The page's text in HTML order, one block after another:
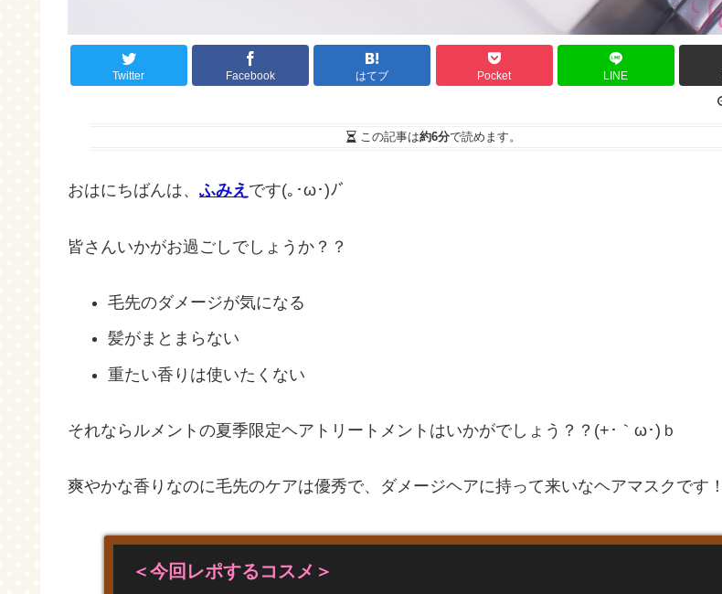
Twitter Facebook はてブ Pocket LINE
この記事は約6分で読めます。
おはにちばんは、 ふみえ です(｡･ω･)ﾉﾞ
皆さんいかがお過ごしでしょうか？？
毛先のダメージが気になる
髪がまとまらない
重たい香りは使いたくない
それならルメントの夏季限定ヘアトリートメントはいかがでしょう？？(+･｀ω･)ｂ
爽やかな香りなのに毛先のケアは優秀で、ダメージヘアに持って来いなヘアマスクです！
＜今回レポするコスメ＞